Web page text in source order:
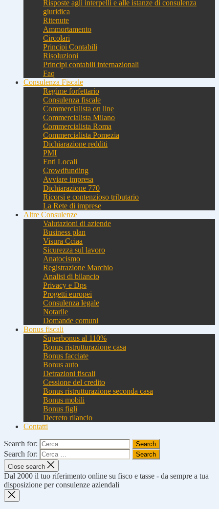
Risposte agli interpelli e alle istanze di consulenza
giuridica
Ritenute
Ammortamento
Circolari
Principi Contabili
Risoluzioni
Principi contabili internazionali
Faq
Consulenza Fiscale
Regime forfettario
Consulenza fiscale
Commercialista on line
Commercialista Milano
Commercialista Roma
Commercialista Pomezia
Dichiarazione redditi
PMI
Enti Locali
Crowdfunding
Avviare impresa
Dichiarazione 770
Ricorsi e contenzioso tributario
La Rete di imprese
Altre Consulenze
Valutazioni di aziende
Business plan
Visura Cciaa
Sicurezza sul lavoro
Anatocismo
Registrazione Marchio
Analisi di bilancio
Privacy e Dps
Progetti europei
Consulenza legale
Notarile
Domande comuni
Bonus fiscali
Superbonus al 110%
Bonus ristrutturazione casa
Bonus facciate
Bonus auto
Detrazioni fiscali
Cessione del credito
Bonus ristrutturazione seconda casa
Bonus mobili
Bonus figli
Decreto rilancio
Contatti
Search for:
Search for:
Close search
Dal 2000 il tuo riferimento online su fisco e tasse - da sempre a tua
disposizione per consulenze aziendali